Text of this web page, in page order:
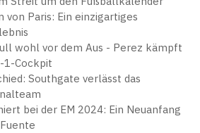
von Paris: Ein einzigartiges
wohl vor dem Aus - Perez kämpft
1-Cockpit
Southgate verlässt das
bei der EM 2024: Ein Neuanfang